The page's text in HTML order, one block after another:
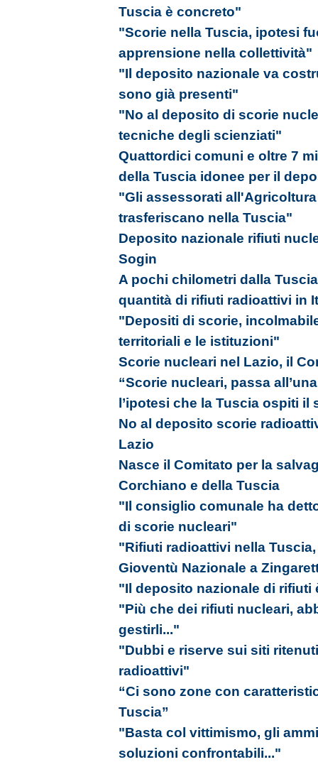
Tuscia è concreto"
"Scorie nella Tuscia, ipotesi
apprensione nella collettività"
"Il deposito nazionale va
sono già presenti"
"No al deposito di scorie
tecniche degli scienziati"
Quattordici comuni e oltre 7
della Tuscia idonee per il
"Gli assessorati
trasferiscano nella Tuscia"
Deposito nazionale rifiuti
Sogin
A pochi chilometri dalla
quantità di rifiuti radioattivi in
"Depositi di scorie,
territoriali e le istituzioni"
Scorie nucleari nel Lazio, il
“Scorie nucleari, passa
l’ipotesi che la Tuscia ospiti il
No al deposito scorie
Lazio
Nasce il Comitato per la
Corchiano e della Tuscia
"Il consiglio comunale ha
di scorie nucleari"
"Rifiuti radioattivi nella
Gioventù Nazionale a
"Il deposito nazionale di rifiuti
"Più che dei rifiuti nucleari,
gestirli..."
"Dubbi e riserve sui siti
radioattivi"
“Ci sono zone con
Tuscia”
"Basta col vittimismo, gli
soluzioni confrontabili..."